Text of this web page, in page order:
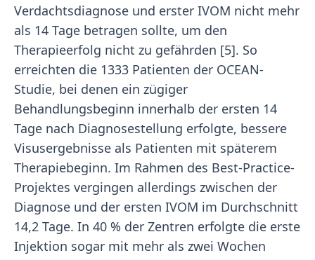
Verdachtsdiagnose und erster IVOM nicht mehr
als 14 Tage betragen sollte, um den
Therapieerfolg nicht zu gefährden [5]. So
erreichten die 1333 Patienten der OCEAN-
Studie, bei denen ein zügiger
Behandlungsbeginn innerhalb der ersten 14
Tage nach Diagnosestellung erfolgte, bessere
Visusergebnisse als Patienten mit späterem
Therapiebeginn. Im Rahmen des Best-Practice-
Projektes vergingen allerdings zwischen der
Diagnose und der ersten IVOM im Durchschnitt
14,2 Tage. In 40 % der Zentren erfolgte die erste
Injektion sogar mit mehr als zwei Wochen